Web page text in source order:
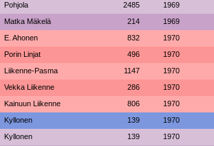
Pohjola 2485 1969
Matka Mäkelä 214 1969
E. Ahonen 832 1970
Porin Linjat 496 1970
Liikenne-Pasma 1147 1970
Vekka Liikenne 286 1970
Kainuun Liikenne 806 1970
Kyllonen 139 1970
Kyllonen 139 1970